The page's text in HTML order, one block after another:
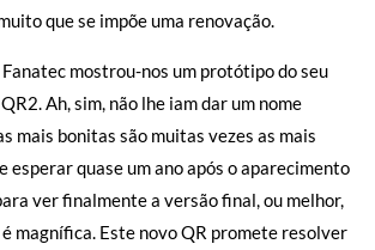
que se impõe uma renovação.
mostrou-nos um protótipo do seu
Ah, sim, não lhe iam dar um nome
mais bonitas são muitas vezes as mais
esperar quase um ano após o aparecimento
ver finalmente a versão final, ou melhor,
magnífica. Este novo QR promete resolver